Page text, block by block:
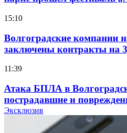
15:10
Волгоградские компании
заключены контракты на
11:39
Атака БПЛА в
пострадавшие и
Эксклюзив